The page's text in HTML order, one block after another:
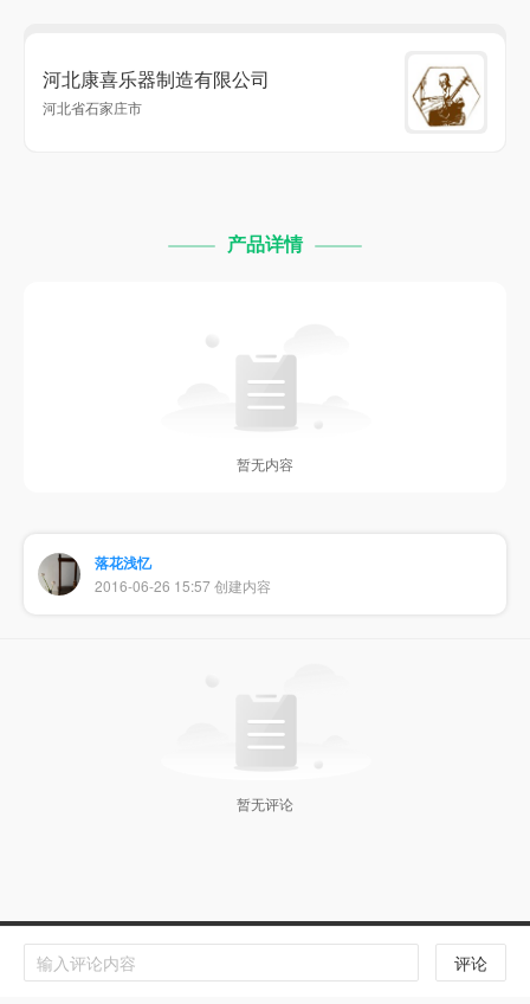
河北康喜乐器制造有限公司
河北省石家庄市
产品详情
暂无内容
落花浅忆
2016-06-26 15:57 创建内容
暂无评论
评论
Copyright © 扬州国筝文化传媒有限公司 版权所有